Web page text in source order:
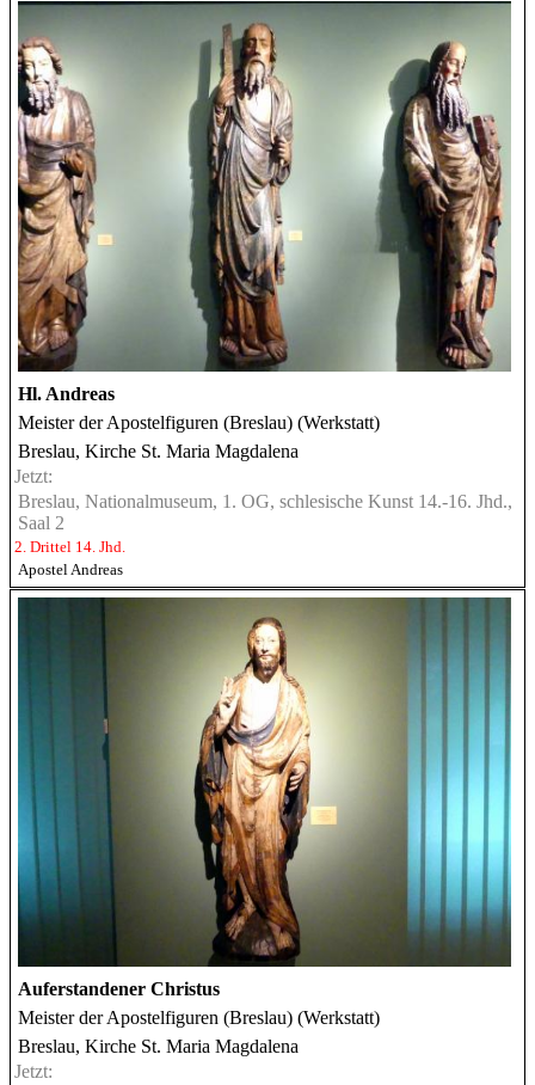
Hl. Andreas
Meister der Apostelfiguren (Breslau) (Werkstatt)
Breslau, Kirche St. Maria Magdalena
Jetzt:
Breslau, Nationalmuseum, 1. OG, schlesische Kunst 14.-16. Jhd.,
Saal 2
2. Drittel 14. Jhd.
Apostel Andreas
Auferstandener Christus
Meister der Apostelfiguren (Breslau) (Werkstatt)
Breslau, Kirche St. Maria Magdalena
Jetzt: